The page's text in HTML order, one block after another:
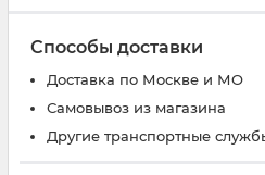
Способы доставки
Доставка по Москве и МО
Самовывоз из магазина
Другие транспортные